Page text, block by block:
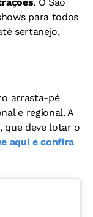
para todos
sertanejo,
arrasta-pé
e regional. A
que deve lotar o
aqui e confira